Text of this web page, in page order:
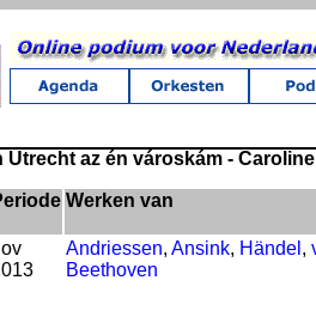
Utrecht az én városkám -
Werken van
Andriessen, Ansink, Händel ,
Beethoven